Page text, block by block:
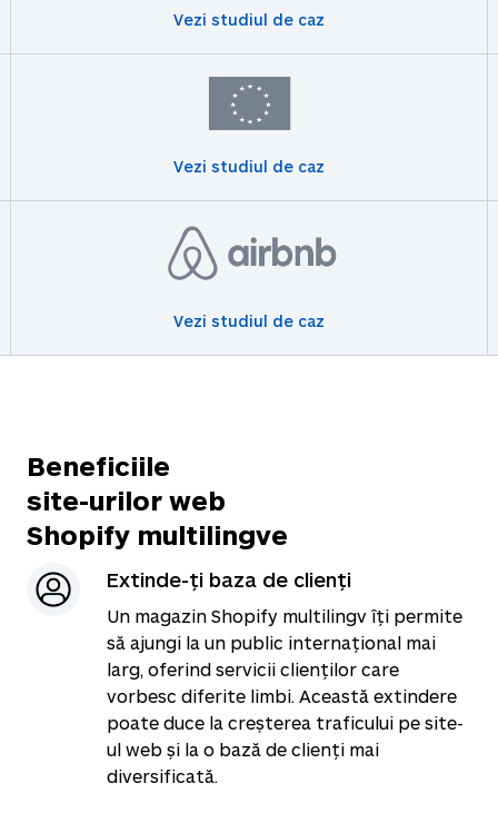
Vezi studiul de caz
Vezi studiul de caz
Vezi studiul de caz
Beneficiile
site-urilor web
Shopify multilingve
Extinde-ți baza de clienți
Un magazin Shopify multilingv îți permite
să ajungi la un public internațional mai
larg, oferind servicii clienților care
vorbesc diferite limbi. Această extindere
poate duce la creșterea traficului pe site-
ul web și la o bază de clienți mai
diversificată.